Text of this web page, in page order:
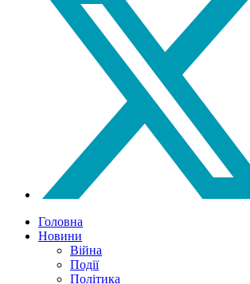
Головна
Новини
Війна
Події
Політика